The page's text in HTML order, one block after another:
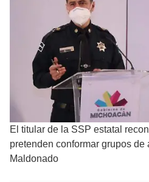
El titular de la SSP estatal
pretenden conformar grupos de
Maldonado